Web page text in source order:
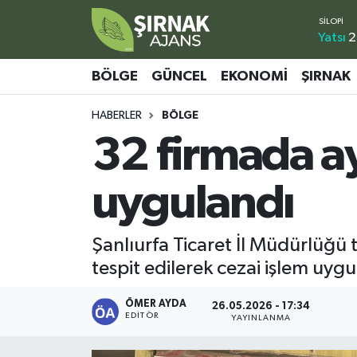
Yatsı
BÖLGE GÜNCEL EKONOMI ŞIRNAK
HABERLER BÖLGE
32 firmada
uygulandı
Şanlıurfa Ticaret İl Müdürlüğü
tespit edilerek cezai işlem
ÖMER AYDA
EDITÖR
26.05.2026 - 17:34
YAYINLANMA
Bölge
Ekonomi
Şırnak Nöbetçi Eczaneler
Şirnak Namaz Vakitleri
Şırnak Trafik Yoğunluk Haritası
Süper Lig Puan Durumu ve Fikstür
Tüm Manşetler
Son Dakika Haberleri